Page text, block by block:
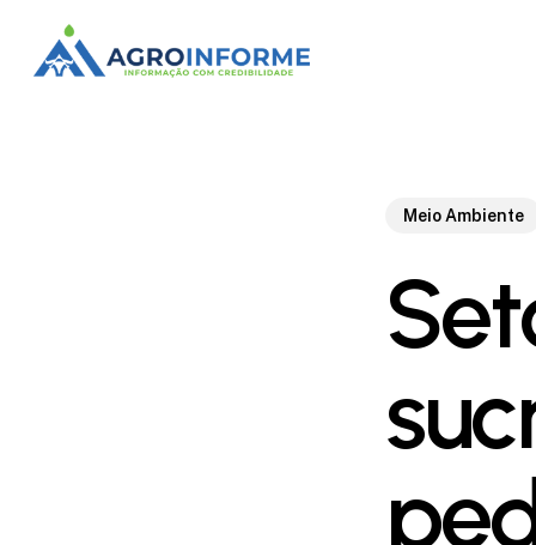
main
Meio Ambiente